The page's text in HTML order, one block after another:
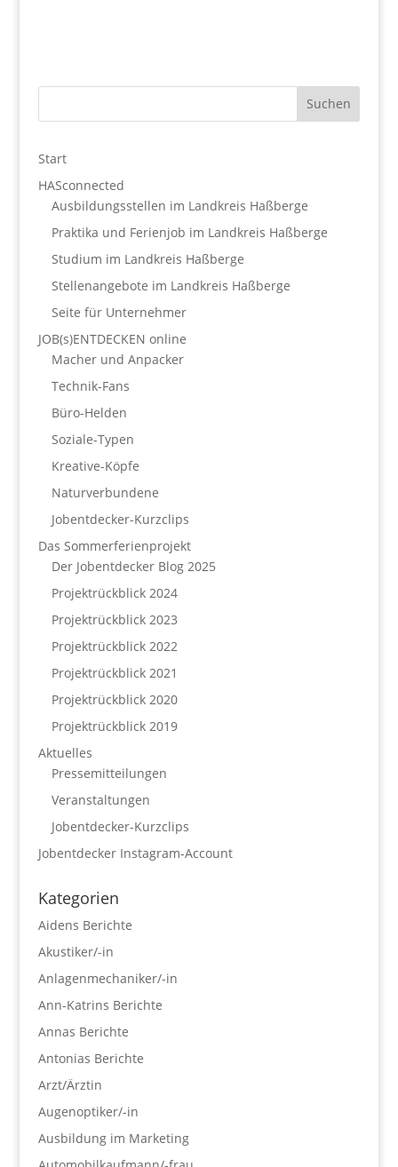
Start
HASconnected
Ausbildungsstellen im Landkreis Haßberge
Praktika und Ferienjob im Landkreis Haßberge
Studium im Landkreis Haßberge
Stellenangebote im Landkreis Haßberge
Seite für Unternehmer
JOB(s)ENTDECKEN online
Macher und Anpacker
Technik-Fans
Büro-Helden
Soziale-Typen
Kreative-Köpfe
Naturverbundene
Jobentdecker-Kurzclips
Das Sommerferienprojekt
Der Jobentdecker Blog 2025
Projektrückblick 2024
Projektrückblick 2023
Projektrückblick 2022
Projektrückblick 2021
Projektrückblick 2020
Projektrückblick 2019
Aktuelles
Pressemitteilungen
Veranstaltungen
Jobentdecker-Kurzclips
Jobentdecker Instagram-Account
Kategorien
Aidens Berichte
Akustiker/-in
Anlagenmechaniker/-in
Ann-Katrins Berichte
Annas Berichte
Antonias Berichte
Arzt/Ärztin
Augenoptiker/-in
Ausbildung im Marketing